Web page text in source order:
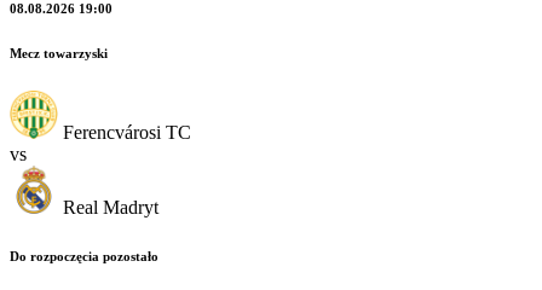
08.08.2026 19:00
Mecz towarzyski
Ferencvárosi TC
vs
Real Madryt
Do rozpoczęcia pozostało